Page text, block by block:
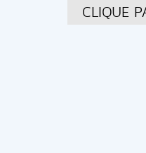
CLIQUE